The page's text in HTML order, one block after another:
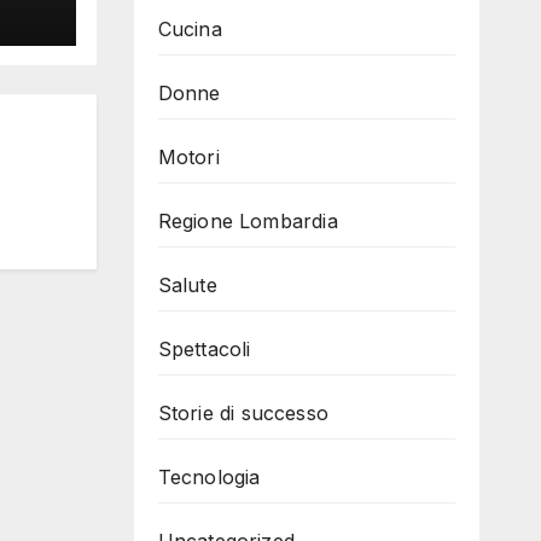
Cucina
Donne
Motori
Regione Lombardia
Salute
Spettacoli
Storie di successo
Tecnologia